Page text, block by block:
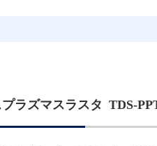
技術実証４
ラズマスラスタ TDS-